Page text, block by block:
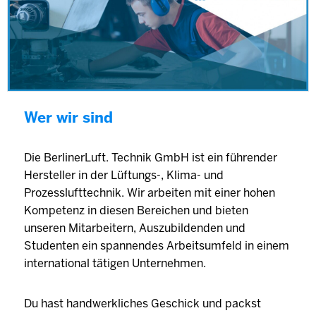
Wer wir sind
Die BerlinerLuft. Technik GmbH ist ein führender
Hersteller in der Lüftungs-, Klima- und
Prozesslufttechnik. Wir arbeiten mit einer hohen
Kompetenz in diesen Bereichen und bieten
unseren Mitarbeitern, Auszubildenden und
Studenten ein spannendes Arbeitsumfeld in einem
international tätigen Unternehmen.
Du hast handwerkliches Geschick und packst